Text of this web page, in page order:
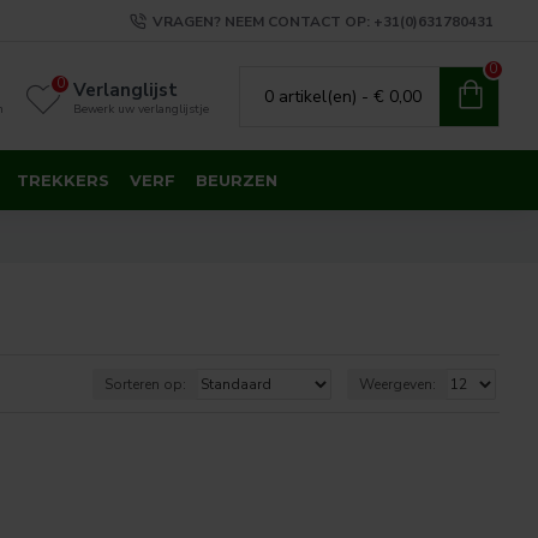
VRAGEN? NEEM CONTACT OP: +31(0)631780431
Verlanglijst
Bewerk uw verlanglijstje
0
0 artikel(en) - € 0,00
0
TREKKERS VERF BEURZEN
Sorteren op: Weergeven: